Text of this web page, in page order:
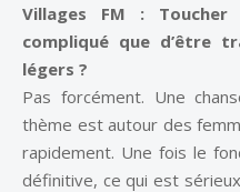
Villages FM :
compliqué que d’être
légers ?
Pas forcément. Une
thème est autour des
rapidement. Une fois le
définitive, ce qui est